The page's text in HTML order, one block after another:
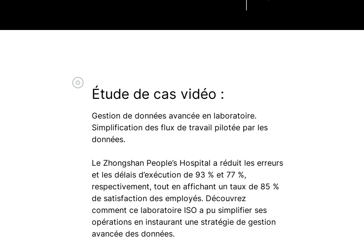
Étude de cas vidéo :
Gestion de données avancée en laboratoire.
Simplification des flux de travail pilotée par les
données.
Le Zhongshan People’s Hospital a réduit les erreurs
et les délais d’exécution de 93 % et 77 %,
respectivement, tout en affichant un taux de 85 %
de satisfaction des employés. Découvrez
comment ce laboratoire ISO a pu simplifier ses
opérations en instaurant une stratégie de gestion
avancée des données.